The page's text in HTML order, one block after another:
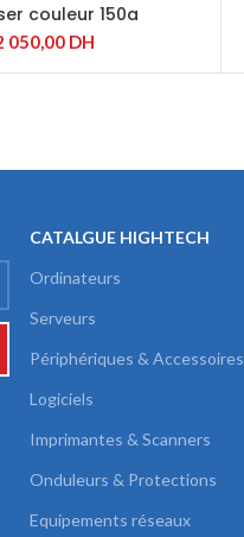
couleur 150a
050,00 DH
CATALGUE HIGHTECH
Ordinateurs
Serveurs
Périphériques & Accessoires
Logiciels
Imprimantes & Scanners
Onduleurs & Protections
Equipements réseaux